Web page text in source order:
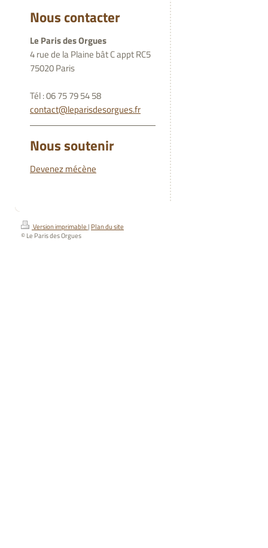
Nous contacter
Le Paris des Orgues
4 rue de la Plaine bât C appt RC5
75020 Paris
Tél : 06 75 79 54 58
contact@leparisdesorgues.fr
Nous soutenir
Devenez mécène
Version imprimable | Plan du site
© Le Paris des Orgues